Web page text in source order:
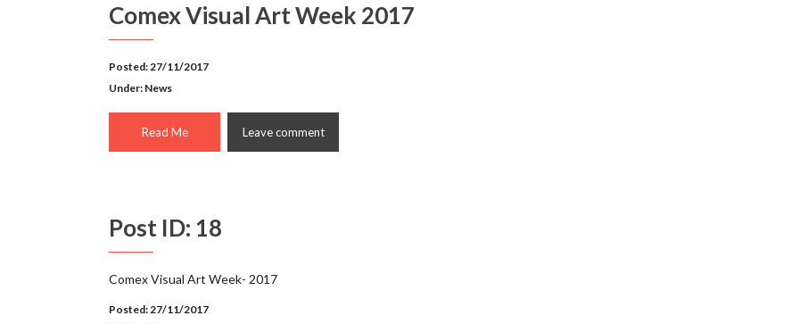
Comex Visual Art Week 2017
Posted: 27/11/2017
Under: News
Read Me Leave comment
Post ID: 18
Comex Visual Art Week- 2017
Posted: 27/11/2017